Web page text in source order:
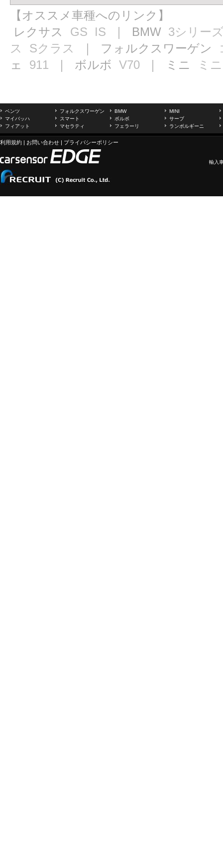
【オススメ車種へのリンク】
レクサス GS IS ｜ BMW 3シリー
ス
Sクラス ｜ フォルクスワーゲン
ェ 911 ｜ ボルボ V70 ｜ ミニ ミニ
ベンツ フォルクスワーゲン BMW
MINI
マイバッハ
スマート ボルボ
サーブ
フィアット
マセラティ フェラーリ ランボルギーニ
利用規約 | お問い合わせ | プライバシーポリシー
輸入